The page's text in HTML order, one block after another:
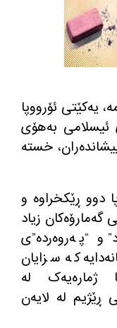
ڕه‌شه‌مه‌، یه‌كێتی ئۆرووپا
ئیسلامی به‌هۆی
خسته‌
دوو ڕێکخراوه‌ و
گه‌مارۆه‌كان زیاد
و “پەروەردە”ی
کە سزایان
ژمارەیەک لە
ڕێژیم لە لایەن